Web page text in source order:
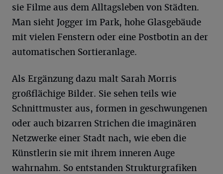
sie Filme aus dem Alltagsleben von Städten.
Man sieht Jogger im Park, hohe Glasgebäude
mit vielen Fenstern oder eine Postbotin an der
automatischen Sortieranlage.
Als Ergänzung dazu malt Sarah Morris
großflächige Bilder. Sie sehen teils wie
Schnittmuster aus, formen in geschwungenen
oder auch bizarren Strichen die imaginären
Netzwerke einer Stadt nach, wie eben die
Künstlerin sie mit ihrem inneren Auge
wahrnahm. So entstanden Strukturgrafiken